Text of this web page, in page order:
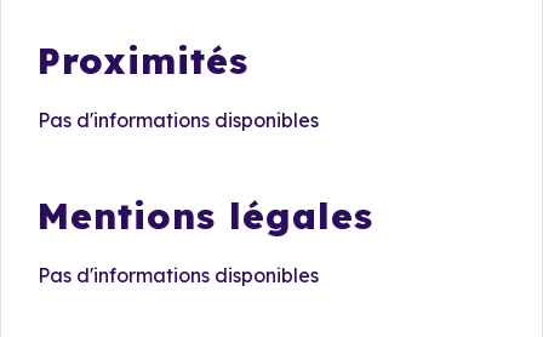
Proximités
Pas d'informations disponibles
Mentions légales
Pas d'informations disponibles